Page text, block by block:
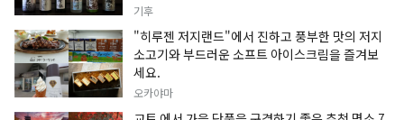
기후
"히루젠 저지랜드"에서 진하고 풍부한 맛의 저지
소고기와 부드러운 소프트 아이스크림을 즐겨보
세요.
오카야마